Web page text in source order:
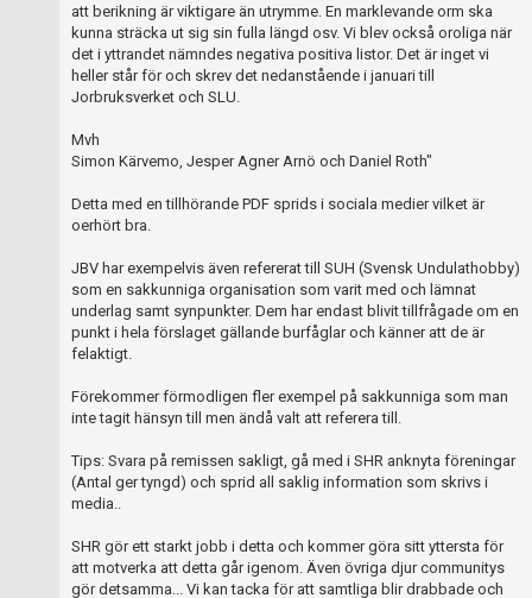
att berikning är viktigare än utrymme. En marklevande orm ska
kunna sträcka ut sig sin fulla längd osv. Vi blev också oroliga när
det i yttrandet nämndes negativa positiva listor. Det är inget vi
heller står för och skrev det nedanstående i januari till
Jorbruksverket och SLU.
Mvh
Simon Kärvemo, Jesper Agner Arnö och Daniel Roth"
Detta med en tillhörande PDF sprids i sociala medier vilket är
oerhört bra.
JBV har exempelvis även refererat till SUH (Svensk Undulathobby)
som en sakkunniga organisation som varit med och lämnat
underlag samt synpunkter. Dem har endast blivit tillfrågade om en
punkt i hela förslaget gällande burfåglar och känner att de är
felaktigt.
Förekommer förmodligen fler exempel på sakkunniga som man
inte tagit hänsyn till men ändå valt att referera till.
Tips: Svara på remissen sakligt, gå med i SHR anknyta föreningar
(Antal ger tyngd) och sprid all saklig information som skrivs i
media..
SHR gör ett starkt jobb i detta och kommer göra sitt yttersta för
att motverka att detta går igenom. Även övriga djur communitys
gör detsamma... Vi kan tacka för att samtliga blir drabbade och